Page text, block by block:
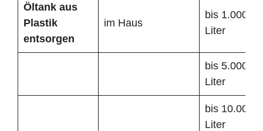
Öltank aus
Plastik
entsorgen
im Haus
bis 1.000
Liter
bis 5.000
Liter
bis 10.000
Liter